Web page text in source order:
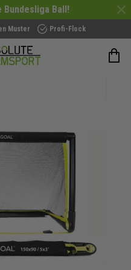
Bundesliga Ball!
Muster Profi-Flock